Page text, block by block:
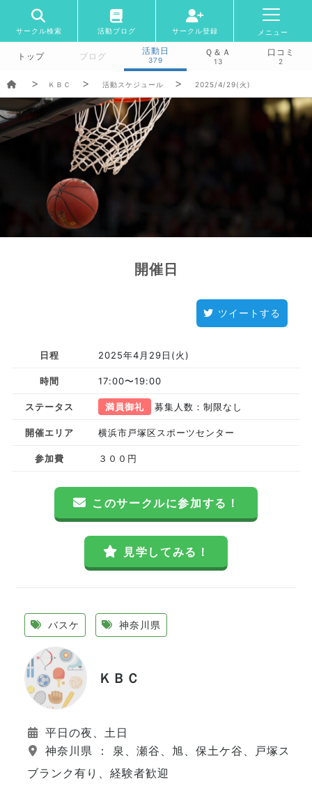
サークル検索 活動ブログ サークル登録 メニュー
トップ ブログ
活動日
379
Ｑ＆Ａ
13
口コミ
2
ＫＢＣ 活動スケジュール 2025/4/29(火)
開催日
ツイートする
日程 2025年4月29日(火)
時間 17:00〜19:00
ステータス 満員御礼 募集人数：制限なし
開催エリア 横浜市戸塚区スポーツセンター
参加費 ３００円
このサークルに参加する！
見学してみる！
バスケ 神奈川県
ＫＢＣ
平日の夜、土日
神奈川県 ： 泉、瀬谷、旭、保土ケ谷、戸塚スポ
ブランク有り、経験者歓迎